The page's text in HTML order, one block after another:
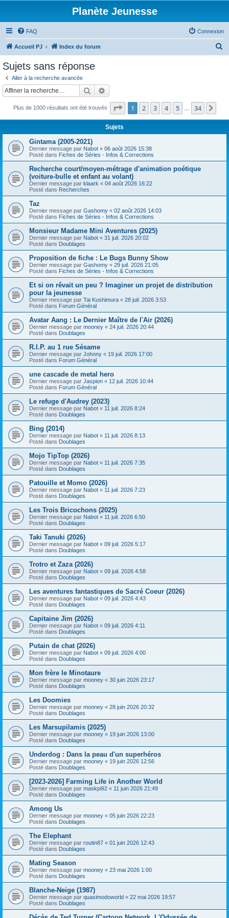
Planète Jeunesse
FAQ Connexion
Accueil PJ Index du forum
c
Sujets sans réponse
Aller à la recherche avancée
Rechercher
Plus de 1000 résultats ont été trouvés Page 1sur34
1 2 3 4 5 34
Sujets
Gintama (2005-2021)
Dernier message par Nabot « 06 août 2026 15:38
Posté dans Fiches de Séries - Infos & Corrections
Recherche court/moyen-métrage d'animation poétique
(voiture-bulle et enfant au volant)
Dernier message par klaark « 04 août 2026 16:22
Posté dans Recherches
Taz
Dernier message par Gashomy « 02 août 2026 14:03
Posté dans Fiches de Séries - Infos & Corrections
Monsieur Madame Mini Aventures (2025)
Dernier message par Nabot « 31 juil. 2026 20:02
Posté dans Doublages
Proposition de fiche : Le Bugs Bunny Show
Dernier message par Gashomy « 29 juil. 2026 21:05
Posté dans Fiches de Séries - Infos & Corrections
Et si on rêvait un peu ? Imaginer un projet de distribution
pour la jeunesse
Dernier message par Tai Kushimura « 28 juil. 2026 3:53
Posté dans Forum Général
Avatar Aang : Le Dernier Maître de l'Air (2026)
Dernier message par mooney « 24 juil. 2026 20:44
Posté dans Doublages
R.I.P. au 1 rue Sésame
Dernier message par Johnny « 19 juil. 2026 17:00
Posté dans Forum Général
une cascade de metal hero
Dernier message par Jaspion « 12 juil. 2026 10:44
Posté dans Forum Général
Le refuge d'Audrey (2023)
Dernier message par Nabot « 11 juil. 2026 8:24
Posté dans Doublages
Bing (2014)
Dernier message par Nabot « 11 juil. 2026 8:13
Posté dans Doublages
Mojo TipTop (2026)
Dernier message par Nabot « 11 juil. 2026 7:35
Posté dans Doublages
Patouille et Momo (2026)
Dernier message par Nabot « 11 juil. 2026 7:23
Posté dans Doublages
Les Trois Bricochons (2025)
Dernier message par Nabot « 11 juil. 2026 6:50
Posté dans Doublages
Taki Tanuki (2026)
Dernier message par Nabot « 09 juil. 2026 5:17
Posté dans Doublages
Trotro et Zaza (2026)
Dernier message par Nabot « 09 juil. 2026 4:58
Posté dans Doublages
Les aventures fantastiques de Sacré Coeur (2026)
Dernier message par Nabot « 09 juil. 2026 4:43
Posté dans Doublages
Capitaine Jim (2026)
Dernier message par Nabot « 09 juil. 2026 4:11
Posté dans Doublages
Putain de chat (2026)
Dernier message par Nabot « 09 juil. 2026 4:00
Posté dans Doublages
Mon frère le Minotaure
Dernier message par mooney « 30 juin 2026 23:17
Posté dans Doublages
Les Doomies
Dernier message par mooney « 28 juin 2026 20:32
Posté dans Doublages
Les Marsupilamis (2025)
Dernier message par mooney « 19 juin 2026 13:00
Posté dans Doublages
Underdog : Dans la peau d'un superhéros
Dernier message par mooney « 19 juin 2026 12:56
Posté dans Doublages
[2023-2026] Farming Life in Another World
Dernier message par maskpi92 « 11 juin 2026 21:49
Posté dans Doublages
Among Us
Dernier message par mooney « 05 juin 2026 22:23
Posté dans Doublages
The Elephant
Dernier message par routin87 « 01 juin 2026 12:43
Posté dans Doublages
Mating Season
Dernier message par mooney « 23 mai 2026 1:00
Posté dans Doublages
Blanche-Neige (1987)
Dernier message par quasimodoworld « 22 mai 2026 19:57
Posté dans Doublages